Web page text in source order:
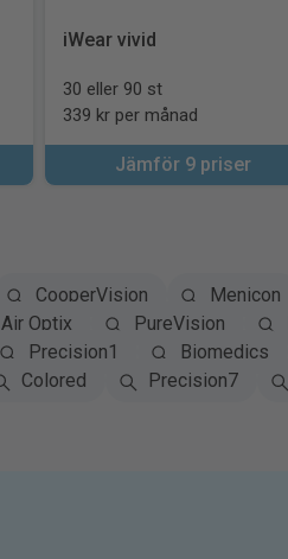
iWear vivid
30 eller 90 st
339 kr per månad
Jämför 9 priser
CooperVision Menicon
Air Optix PureVision
Precision1 Biomedics
Colored Precision7